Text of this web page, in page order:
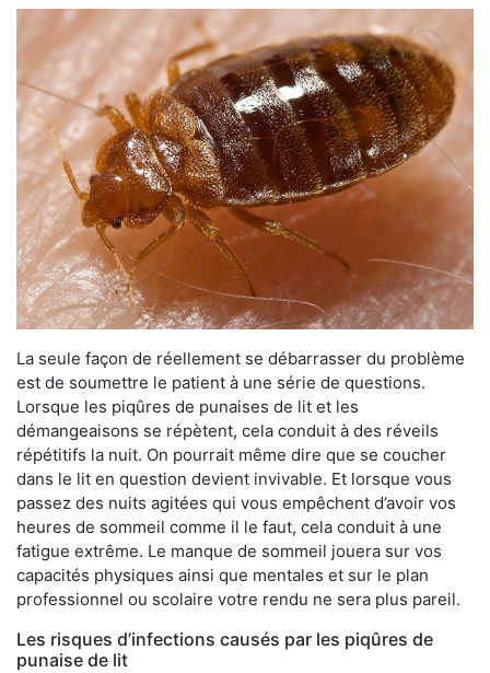
La seule façon de réellement se débarrasser du problème
est de soumettre le patient à une série de questions.
Lorsque les piqûres de punaises de lit et les
démangeaisons se répètent, cela conduit à des réveils
répétitifs la nuit. On pourrait même dire que se coucher
dans le lit en question devient invivable. Et lorsque vous
passez des nuits agitées qui vous empêchent d’avoir vos
heures de sommeil comme il le faut, cela conduit à une
fatigue extrême. Le manque de sommeil jouera sur vos
capacités physiques ainsi que mentales et sur le plan
professionnel ou scolaire votre rendu ne sera plus pareil.
Les risques d’infections causés par les piqûres de
punaise de lit